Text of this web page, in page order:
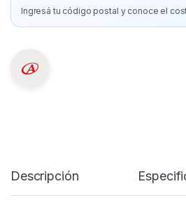
Ingresá tu código postal y conoce el
Descripción